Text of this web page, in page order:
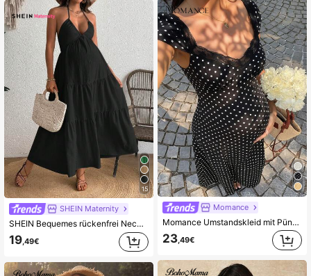
15
SHEIN Maternity
SHEIN Bequemes rückenfrei Neckholder Umstandskleid, modisch für den Sommer
19,49€
Momance
Momance Umstandskleid mit Pünktchen-Muster und Spitzen-Patchwork
23,49€